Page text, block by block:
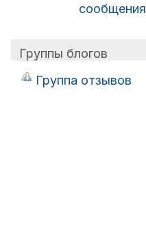
сообщения
Группы блогов
Группа отзывов